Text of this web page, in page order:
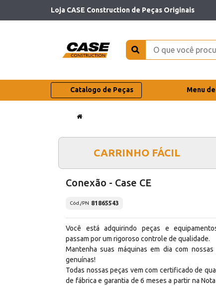
Loja CASE Construction de Peças Originais
Catalogo de Peças Menu
CARRINHO FÁCIL
Conexão - Case CE
Cód./PN 81865543
Você está adquirindo peças e
passam por um rigoroso controle de qualidade.
Mantenha suas máquinas em dia com nossas
genuínas!
Todas nossas peças vem com certificado de
de fábrica e garantia de 6 meses a partir na